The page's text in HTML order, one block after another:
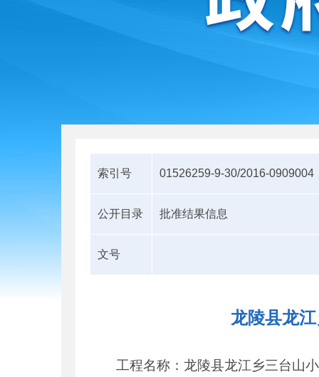
索引号 01526259-9-30/2016-0909004
公开目录 批准结果信息
文号
龙陵县龙
工程名称：龙陵县龙江乡三台山